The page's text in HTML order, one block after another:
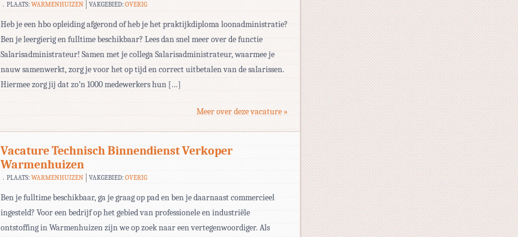
PLAATS: WARMENHUIZEN VAKGEBIED:OVERIG
Heb je een hbo opleiding afgerond of heb je het praktijkdiploma loonadministratie?
Ben je leergierig en fulltime beschikbaar? Lees dan snel meer over de functie
Salarisadministrateur! Samen met je collega Salarisadministrateur, waarmee je
nauw samenwerkt, zorg je voor het op tijd en correct uitbetalen van de salarissen.
Hiermee zorg jij dat zo’n 1000 medewerkers hun […]
Meer over deze vacature »
Vacature Technisch Binnendienst Verkoper
Warmenhuizen
PLAATS: WARMENHUIZEN VAKGEBIED:OVERIG
Ben je fulltime beschikbaar, ga je graag op pad en ben je daarnaast commercieel
ingesteld? Voor een bedrijf op het gebied van professionele en industriële
ontstoffing in Warmenhuizen zijn we op zoek naar een vertegenwoordiger. Als